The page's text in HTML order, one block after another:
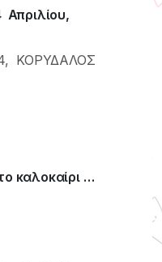
ΚΟΡΥΔΑΛΟΣ
καλοκαίρι …